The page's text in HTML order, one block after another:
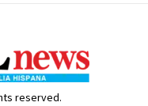
reserved.